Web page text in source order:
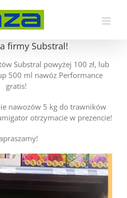
firmy Substral!
Substral powyżej 100 zł, lub
500 ml nawóz Performance
gratis!
nawozów 5 kg do trawników
otrzymacie w prezencie!